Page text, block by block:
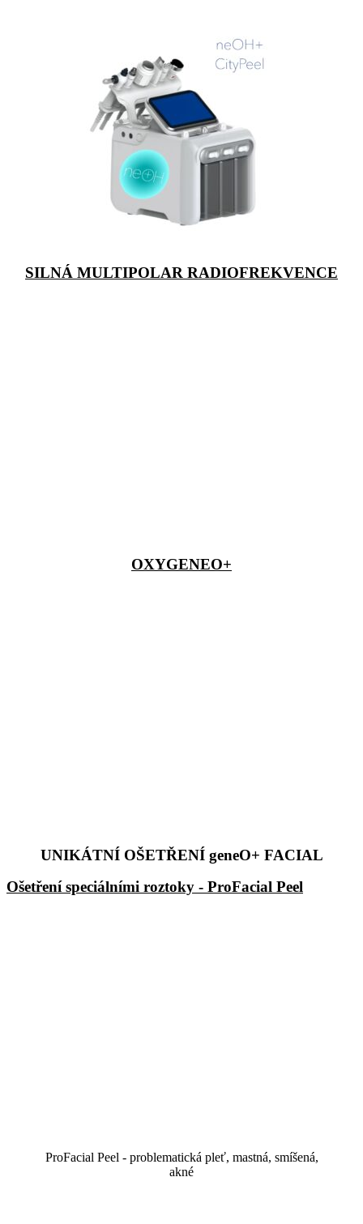
SILNÁ MULTIPOLAR RADIOFREKVENCE
OXYGENEO+
UNIKÁTNÍ OŠETŘENÍ geneO+ FACIAL
Ošetření speciálními roztoky - ProFacial Peel
ProFacial Peel - problematická pleť, mastná, smíšená,
akné